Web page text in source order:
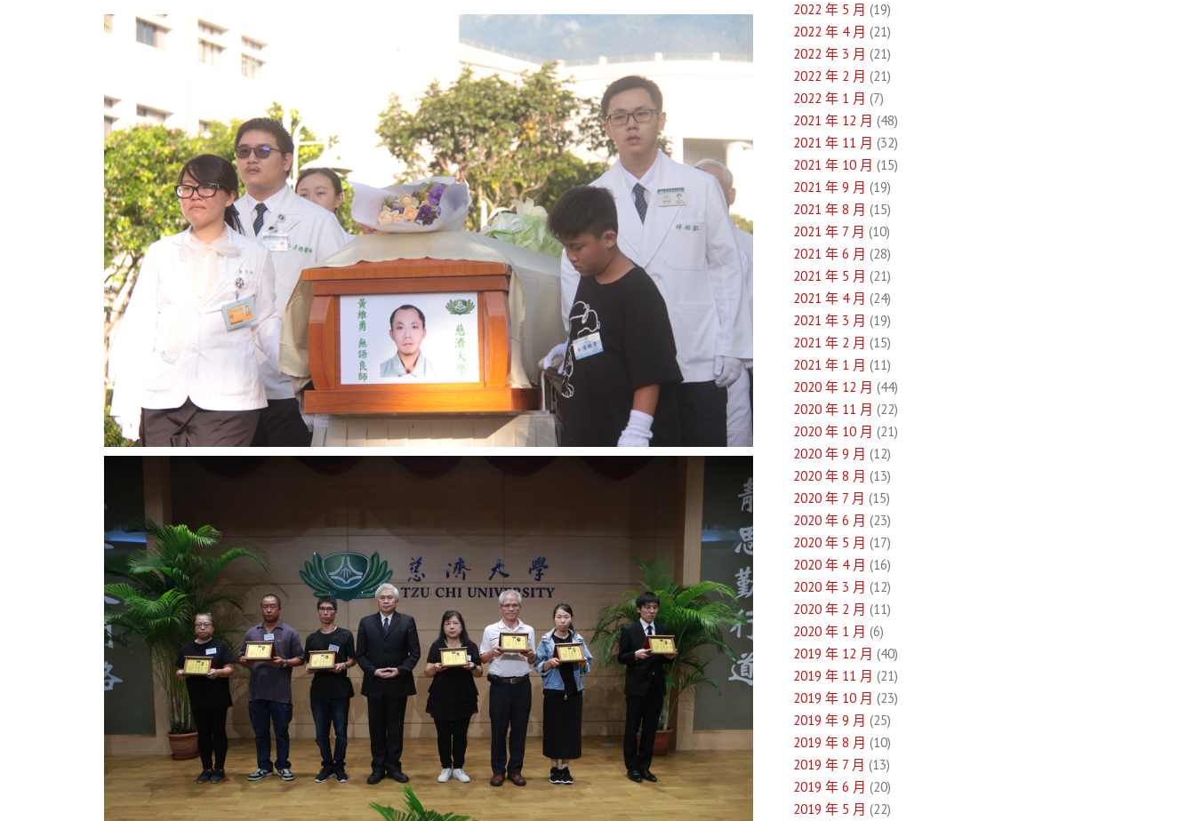
2022 年 5 月 (19)
2022 年 4 月 (21)
2022 年 3 月 (21)
2022 年 2 月 (21)
2022 年 1 月 (7)
2021 年 12 月 (48)
2021 年 11 月 (32)
2021 年 10 月 (15)
2021 年 9 月 (19)
2021 年 8 月 (15)
2021 年 7 月 (10)
2021 年 6 月 (28)
2021 年 5 月 (21)
2021 年 4 月 (24)
2021 年 3 月 (19)
2021 年 2 月 (15)
2021 年 1 月 (11)
2020 年 12 月 (44)
2020 年 11 月 (22)
2020 年 10 月 (21)
2020 年 9 月 (12)
2020 年 8 月 (13)
2020 年 7 月 (15)
2020 年 6 月 (23)
2020 年 5 月 (17)
2020 年 4 月 (16)
2020 年 3 月 (12)
2020 年 2 月 (11)
2020 年 1 月 (6)
2019 年 12 月 (40)
2019 年 11 月 (21)
2019 年 10 月 (23)
2019 年 9 月 (25)
2019 年 8 月 (10)
2019 年 7 月 (13)
2019 年 6 月 (20)
2019 年 5 月 (22)